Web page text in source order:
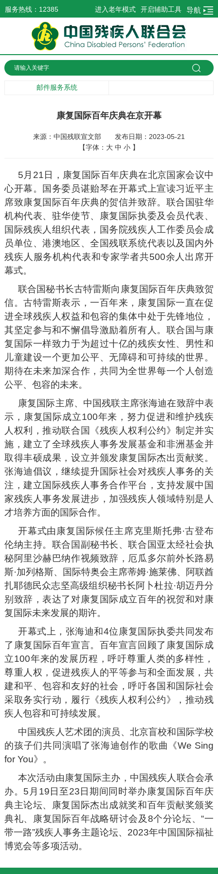
服务热线：12385 导航
开启辅助工具
进入老年模式
邮件服务系统
康复国际百年庆典在京开幕
来源：中国残联宣文部
发布日期：2023-05-21
【字体： 大 中 小 】
5月21日，康复国际百年庆典在北京国家会议中
心开幕。国务委员谌贻琴在开幕式上宣读习近平主
席致康复国际百年庆典的贺信并致辞。联合国驻华
机构代表、驻华使节、康复国际执委及会员代表、
国际残疾人组织代表，国务院残疾人工作委员会成
员单位、港澳地区、全国残联系统代表以及国内外
残疾人服务机构代表和专家学者共500余人出席开
幕式。
联合国秘书长古特雷斯向康复国际百年庆典致贺
信。古特雷斯表示，一百年来，康复国际一直在促
进全球残疾人权益和包容的集体中处于先锋地位，
其坚定参与和不懈倡导激励着所有人。联合国与康
复国际一样致力于为超过十亿的残疾女性、男性和
儿童建设一个更加公平、无障碍和可持续的世界。
期待在未来加深合作，共同为全世界每一个人创造
公平、包容的未来。
康复国际主席、中国残联主席张海迪在致辞中表
示，康复国际成立100年来，努力促进和维护残疾
人权利，推动联合国《残疾人权利公约》制定并实
施，建立了全球残疾人事务发展基金和非洲基金并
取得丰硕成果，设立并颁发康复国际杰出贡献奖。
张海迪倡议，继续提升国际社会对残疾人事务的关
注，建立国际残疾人事务合作平台，支持发展中国
家残疾人事务发展进步，加强残疾人领域特别是人
才培养方面的国际合作。
开幕式由康复国际候任主席克里斯托弗·古登布
伦纳主持。联合国副秘书长、联合国亚太经社会执
秘阿里沙赫巴纳作视频致辞，厄瓜多尔前外长路易
斯·加列格斯、国际特奥会主席蒂姆·施莱佛、阿联酋
扎耶德民众志坚高级组织秘书长阿卜杜拉·胡迈丹分
别致辞，表达了对康复国际成立百年的祝贺和对康
复国际未来发展的期许。
开幕式上，张海迪和4位康复国际执委共同发布
了康复国际百年宣言。百年宣言回顾了康复国际成
立100年来的发展历程，呼吁尊重人类的多样性，
尊重人权，促进残疾人的平等参与和全面发展，共
建和平、包容和友好的社会，呼吁各国和国际社会
采取务实行动，履行《残疾人权利公约》，推动残
疾人包容和可持续发展。
中国残疾人艺术团的演员、北京盲校和国际学校
的孩子们共同演唱了张海迪创作的歌曲《We Sing
for You》。
本次活动由康复国际主办，中国残疾人联合会承
办。5月19日至23日期间同时举办康复国际百年庆
典主论坛、康复国际杰出成就奖和百年贡献奖颁奖
典礼、康复国际百年战略研讨会及8个分论坛、“一
带一路”残疾人事务主题论坛、2023年中国国际福祉
博览会等多项活动。